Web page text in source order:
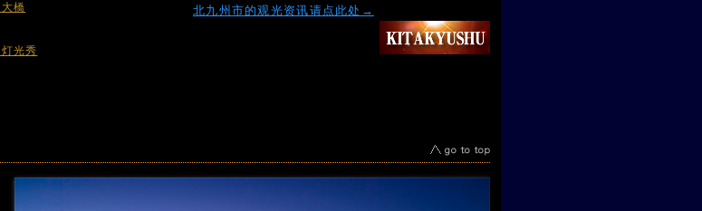
北九州市的观光资讯请点此处→
橋
光秀